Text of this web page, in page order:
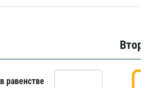
равенстве